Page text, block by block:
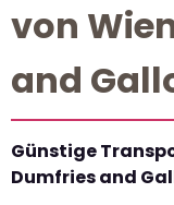
von
and
Günstige
Dumfries and